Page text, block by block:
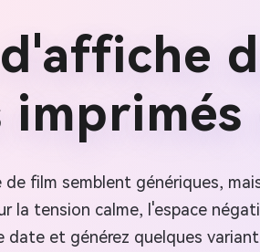
film semblent génériques,
la tension calme, l'espace
date et générez quelques